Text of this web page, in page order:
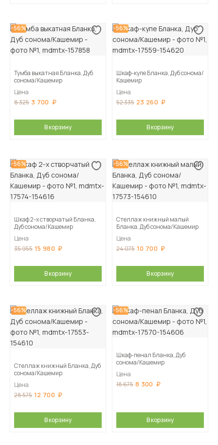
-56%
Тумба выкатная Бланка, Дуб
сонома/Кашемир
Цена
8 325 3 700
В корзину
-56%
Шкаф-купе Бланка, Дуб сонома/
Кашемир
Цена
52 335 23 260
В корзину
-56%
Шкаф 2-х створчатый Бланка,
Дуб сонома/Кашемир
Цена
35 955 15 980
В корзину
-56%
Стеллаж книжный малый
Бланка, Дуб сонома/Кашемир
Цена
24 075 10 700
В корзину
-56%
Стеллаж книжный Бланка, Дуб
сонома/Кашемир
Цена
28 575 12 700
В корзину
-56%
Шкаф-пенал Бланка, Дуб
сонома/Кашемир
Цена
18 675 8 300
В корзину